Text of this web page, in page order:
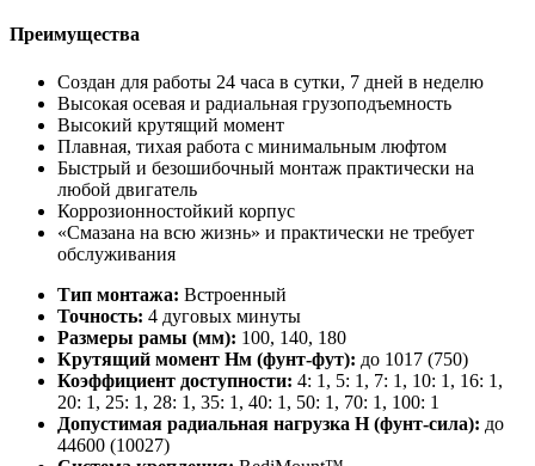
Преимущества
Создан для работы 24 часа в сутки, 7 дней в неделю
Высокая осевая и радиальная грузоподъемность
Высокий крутящий момент
Плавная, тихая работа с минимальным люфтом
Быстрый и безошибочный монтаж практически на
любой двигатель
Коррозионностойкий корпус
«Смазана на всю жизнь» и практически не требует
обслуживания
Тип монтажа: Встроенный
Точность: 4 дуговых минуты
Размеры рамы (мм): 100, 140, 180
Крутящий момент Нм (фунт-фут): до 1017 (750)
Коэффициент доступности: 4: 1, 5: 1, 7: 1, 10: 1, 16: 1,
20: 1, 25: 1, 28: 1, 35: 1, 40: 1, 50: 1, 70: 1, 100: 1
Допустимая радиальная нагрузка Н (фунт-сила): до
44600 (10027)